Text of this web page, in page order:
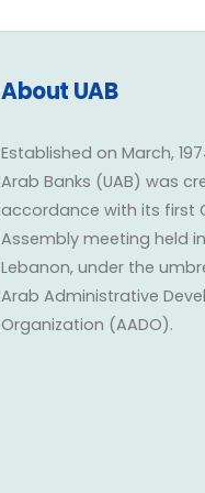
About UAB
Established on March,
Arab Banks (UAB) was
accordance with its first
Assembly meeting held
Lebanon, under the
Arab Administrative
Organization (AADO).